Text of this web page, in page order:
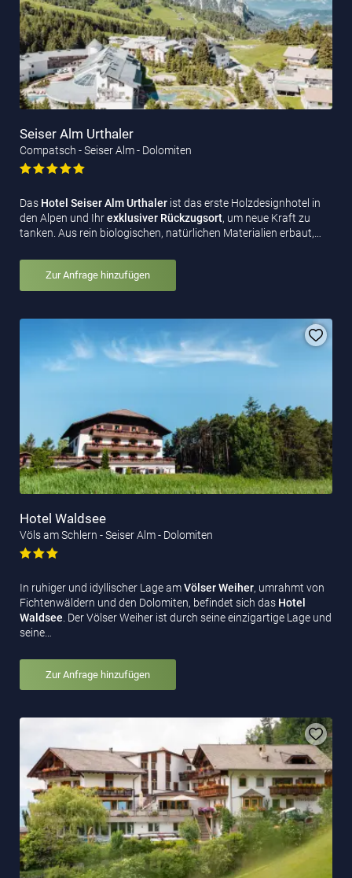
Seiser Alm Urthaler
Compatsch - Seiser Alm - Dolomiten
Das Hotel Seiser Alm Urthaler ist das erste Holzdesignhotel in
den Alpen und Ihrexklusiver Rückzugsort, um neue Kraft zu
tanken. Aus rein biologischen, natürlichen Materialien erbaut,…
Zur Anfrage hinzufügen
Hotel Waldsee
Völs am Schlern - Seiser Alm - Dolomiten
In ruhiger und idyllischer Lage amVölser Weiher, umrahmt von
Fichtenwäldern und den Dolomiten, befindet sich das Hotel
Waldsee . Der Völser Weiher ist durch seine einzigartige Lage und
seine…
Zur Anfrage hinzufügen